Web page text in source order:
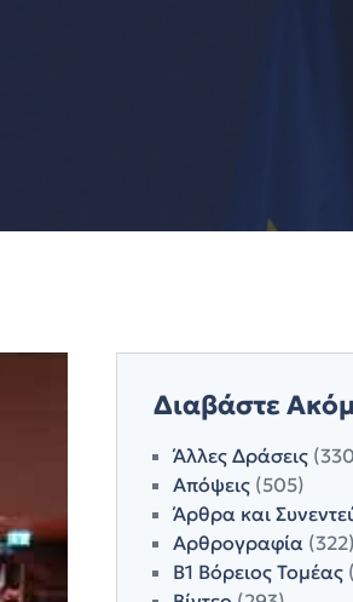
Διαβάστε
Άλλες Δράσεις
Απόψεις(505)
Άρθρα και
Αρθρογραφία(322)
Β1 Βόρειος Τομέας